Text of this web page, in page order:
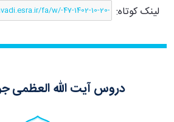
لینک کوتاه:
دروس آیت الله العظمی